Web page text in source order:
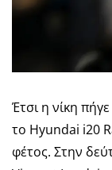
Έτσι η νίκη
το Hyundai i20
φέτος. Στην